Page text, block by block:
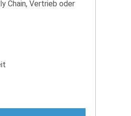
Chain, Vertrieb oder